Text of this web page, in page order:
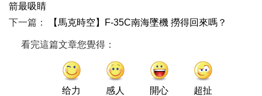
箭最吸睛
下一篇：
【馬克時空】F-35C南海墜機 撈得回來嗎？
看完這篇文章您覺得：
给力 感人 開心 超扯